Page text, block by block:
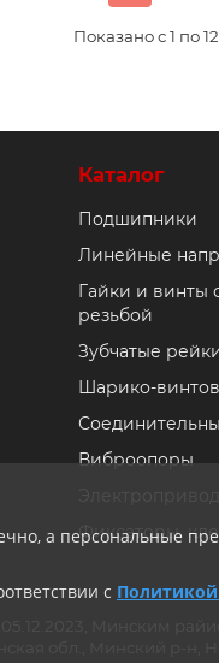
Показано с 1 по
а персональные
с
Каталог
Подшипники
Линейные
Гайки и винты
резьбой
Зубчатые
Шарико-
Виброопоры
Фиксаторы,
05.12.2023, Минским
обл., Минский р-н,